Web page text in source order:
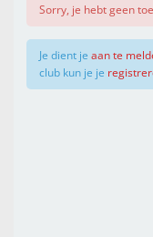
Sorry, je hebt geen
Je dient je aan te
club kun je je